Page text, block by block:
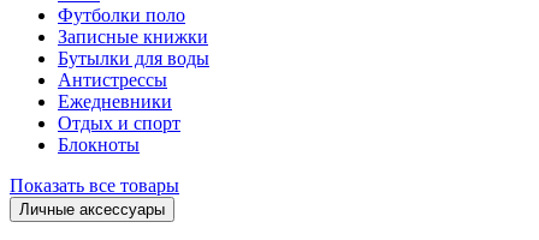
Футболки поло
Записные книжки
Бутылки для воды
Антистрессы
Ежедневники
Отдых и спорт
Блокноты
Показать все товары
Личные аксессуары